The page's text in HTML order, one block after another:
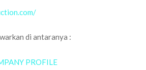
di antaranya :
PROFILE